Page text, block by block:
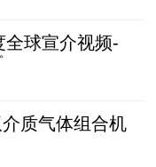
全球宣介视频-
质气体组合机